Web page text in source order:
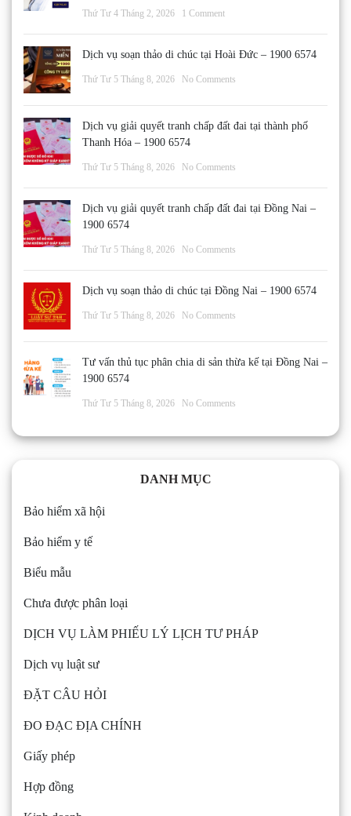
Thứ Tư 4 Tháng 2, 2026 1 Comment
Dịch vụ soạn thảo di chúc tại Hoài Đức – 1900 6574
Thứ Tư 5 Tháng 8, 2026 No Comments
Dịch vụ giải quyết tranh chấp đất đai tại thành phố
Thanh Hóa – 1900 6574
Thứ Tư 5 Tháng 8, 2026 No Comments
Dịch vụ giải quyết tranh chấp đất đai tại Đồng Nai –
1900 6574
Thứ Tư 5 Tháng 8, 2026 No Comments
Dịch vụ soạn thảo di chúc tại Đồng Nai – 1900 6574
Thứ Tư 5 Tháng 8, 2026 No Comments
Tư vấn thủ tục phân chia di sản thừa kế tại Đồng Nai –
1900 6574
Thứ Tư 5 Tháng 8, 2026 No Comments
DANH MỤC
Bảo hiểm xã hội
Bảo hiểm y tế
Biểu mẫu
Chưa được phân loại
DỊCH VỤ LÀM PHIẾU LÝ LỊCH TƯ PHÁP
Dịch vụ luật sư
ĐẶT CÂU HỎI
ĐO ĐẠC ĐỊA CHÍNH
Giấy phép
Hợp đồng